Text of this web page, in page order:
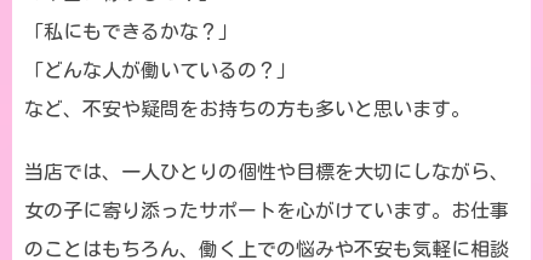
「私にもできるかな？」
「どんな人が働いているの？」
など、不安や疑問をお持ちの方も多いと思います。
当店では、一人ひとりの個性や目標を大切にしながら、
女の子に寄り添ったサポートを心がけています。お仕事
のことはもちろん、働く上での悩みや不安も気軽に相談